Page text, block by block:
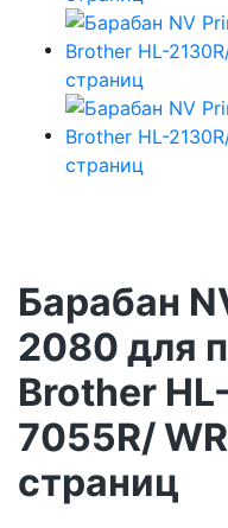
Барабан
2080 для
Brother
7055R/
страниц